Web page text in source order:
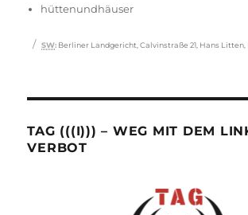
amhüttenundhäuser
Schlagwörter
SW: Berliner Landgericht ,Calvinstraße 21 Hans Litten
TAG (((I))) – WEG MIT DEM
VERBOT